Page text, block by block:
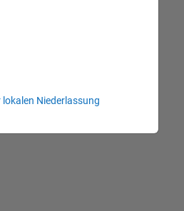
Niederlassung